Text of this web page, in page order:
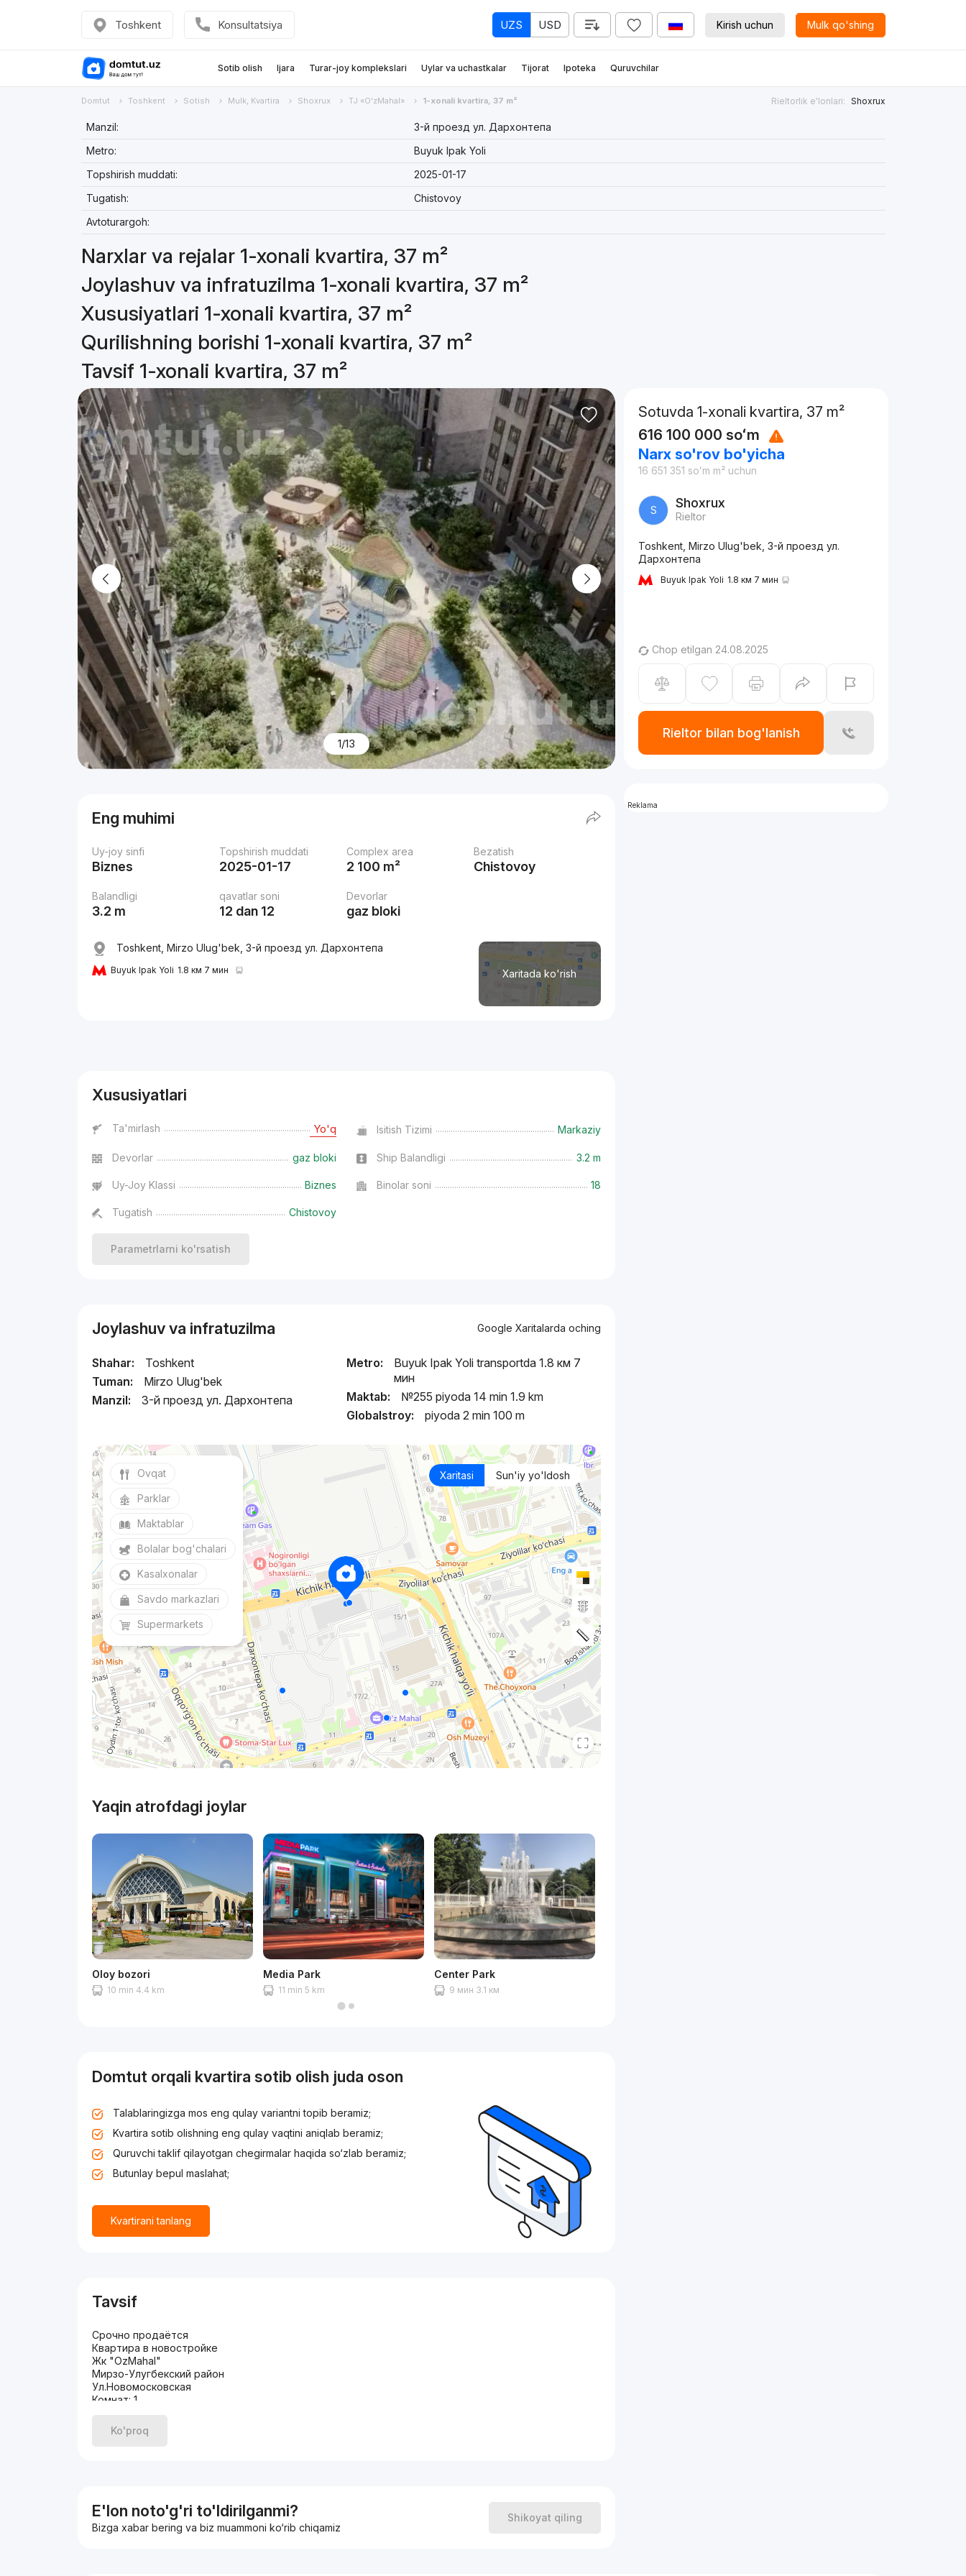
Toshkent Konsultatsiya UZS USD Kirish uchun Mulk qo'shing
Sotib olish Ijara Turar-joy komplekslari Uylar va uchastkalar Tijorat Ipoteka Quruvchilar
Domtut Toshkent Sotish Mulk, Kvartira Shoxrux TJ «O'zMahal» 1-xonali kvartira, 37 m² Rieltorlik e'lonlari: Shoxrux
Manzil:
3-й проезд ул. Дархонтепа
Metro:
Buyuk Ipak Yoli
Topshirish muddati:
2025-01-17
Tugatish:
Chistovoy
Avtoturargoh:
Narxlar va rejalar 1-xonali kvartira, 37 m²
Joylashuv va infratuzilma 1-xonali kvartira, 37 m²
Xususiyatlari 1-xonali kvartira, 37 m²
Qurilishning borishi 1-xonali kvartira, 37 m²
Tavsif 1-xonali kvartira, 37 m²
1/13
Eng muhimi
Uy-joy sinfi
Biznes
Topshirish muddati
2025-01-17
Complex area
2 100 m²
Bezatish
Chistovoy
Balandligi
3.2 m
qavatlar soni
12 dan 12
Devorlar
gaz bloki
Xaritada ko'rish
Toshkent, Mirzo Ulug'bek, 3-й проезд ул. Дархонтепа
Buyuk Ipak Yoli 1.8 км 7 мин
Xususiyatlari
Ta'mirlash Yo'q Isitish Tizimi Markaziy
Devorlar gaz bloki Ship Balandligi 3.2 m
Uy-Joy Klassi Biznes Binolar soni 18
Tugatish Chistovoy
Parametrlarni ko'rsatish
Joylashuv va infratuzilma Google Xaritalarda oching
Shahar:
Toshkent
Tuman:
Mirzo Ulug'bek
Manzil:
3-й проезд ул. Дархонтепа
Metro:
Buyuk Ipak Yoli transportda 1.8 км 7
мин
Maktab:
№255 piyoda 14 min 1.9 km
Globalstroy:
piyoda 2 min 100 m
Xaritasi Sun'iy yo'ldosh
Ovqat
Parklar
Maktablar
Bolalar bog'chalari
Kasalxonalar
Savdo markazlari
Supermarkets
Yaqin atrofdagi joylar
Oloy bozori
10 min 4.4 km
Media Park
11 min 5 km
Center Park
9 мин 3.1 км
Domtut orqali kvartira sotib olish juda oson
Talablaringizga mos eng qulay variantni topib beramiz;
Kvartira sotib olishning eng qulay vaqtini aniqlab beramiz;
Quruvchi taklif qilayotgan chegirmalar haqida so‘zlab beramiz;
Butunlay bepul maslahat;
Kvartirani tanlang
Tavsif
Срочно продаётся
Квартира в новостройке
Жк "OzMahal"
Мирзо-Улугбекский район
Ул.Новомосковская
Комнат: 1
Этажность: 14
Площадь: 37 кв.м
Ko'proq
E'lon noto'g'ri to'ldirilganmi?
Bizga xabar bering va biz muammoni ko‘rib chiqamiz
Shikoyat qiling
Sotuvda 1-xonali kvartira, 37 m²
616 100 000 soʻm
Narx so'rov bo'yicha
16 651 351 soʻm m² uchun
S Shoxrux
Rieltor
Toshkent, Mirzo Ulug'bek, 3-й проезд ул.
Дархонтепа
Buyuk Ipak Yoli 1.8 км 7 мин
Chop etilgan 24.08.2025
Rieltor bilan bog'lanish
Reklama